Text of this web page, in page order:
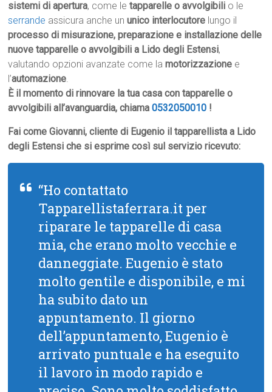
sistemi di apertura, come letapparelle o avvolgibili o le
serrande assicura anche ununico interlocutore lungo il
processo di misurazione, preparazione e installazione delle
nuove tapparelle o avvolgibili a Lido degli Estensi,
valutando opzioni avanzate come lamotorizzazione e
l’automazione.
È il momento di rinnovare la tua casa con tapparelle o
avvolgibili all’avanguardia, chiama0532050010 !
Fai come Giovanni, cliente di Eugenio il tapparellista a Lido
degli Estensi che si esprime così sul servizio ricevuto:
“Ho contattato
Tapparellistaferrara.it per
riparare le tapparelle di casa
mia, che erano molto vecchie e
danneggiate. Eugenio è stato
molto gentile e disponibile, e mi
ha subito dato un
appuntamento. Il giorno
dell’appuntamento, Eugenio è
arrivato puntuale e ha eseguito
il lavoro in modo rapido e